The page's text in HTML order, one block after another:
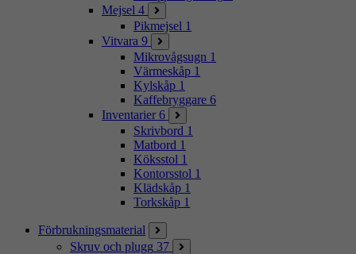
Mejsel 4
Pikmejsel 1
Vitvara 9
Mikrovågsugn 1
Värmeskåp 1
Kylskåp 1
Kaffebryggare 6
Inventarier 6
Skrivbord 1
Matbord 1
Köksstol 1
Kontorsstol 1
Klädskåp 1
Torkskåp 1
Förbrukningsmaterial
Skruv och plugg 37